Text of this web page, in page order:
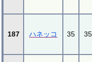
187 ハネッコ 35 35